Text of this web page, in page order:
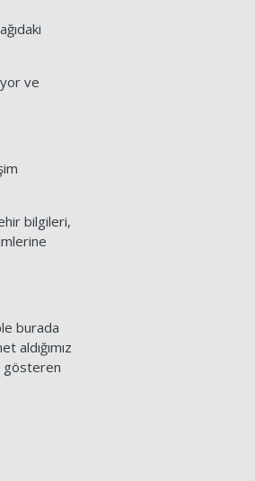
ve
bilgileri,
burada
aldığımız
gösteren